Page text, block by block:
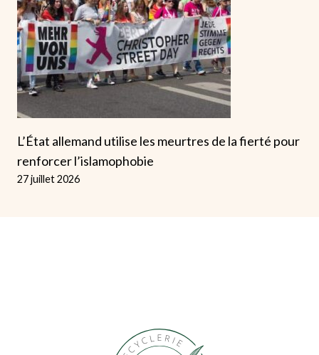
L’État allemand utilise les meurtres de la fierté pour
renforcer l’islamophobie
27 juillet 2026